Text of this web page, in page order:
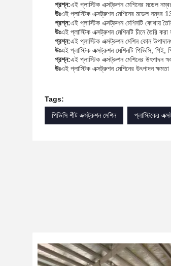
প্রশ্ন:এই প্লাস্টিক এক্সট্রুশন মেশিনের মডেল
উঃএই প্লাস্টিক এক্সট্রুশন মেশিনের মডেল নম্বর
প্রশ্ন:এই প্লাস্টিক এক্সট্রুশন মেশিনটি কোথায়
উঃএই প্লাস্টিক এক্সট্রুশন মেশিনটি চীনে তৈরি করা
প্রশ্ন:এই প্লাস্টিক এক্সট্রুশন মেশিন কোন
উঃএই প্লাস্টিক এক্সট্রুশন মেশিনটি পিভিসি,
প্রশ্ন:এই প্লাস্টিক এক্সট্রুশন মেশিনের উৎপাদন
উঃএই প্লাস্টিক এক্সট্রুশন মেশিনের উৎপাদন
Tags:
পিভিসি শীট এক্সট্রুশন মেশিন
প্লাস্টিকের